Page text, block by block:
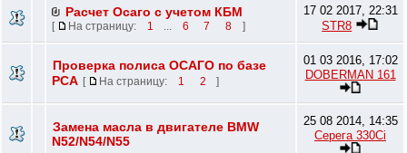
Расчет Осаго с учетом КБМ
[ На страницу: 1 ... 6 7 8 ]
17 02 2017, 22:31
STR8
Проверка полиса ОСАГО по базе
РСА [ На страницу: 1 2 ]
01 03 2016, 17:02
DOBERMAN 161
Замена масла в двигателе BMW
N52/N54/N55
25 08 2014, 14:35
Серега 330Ci